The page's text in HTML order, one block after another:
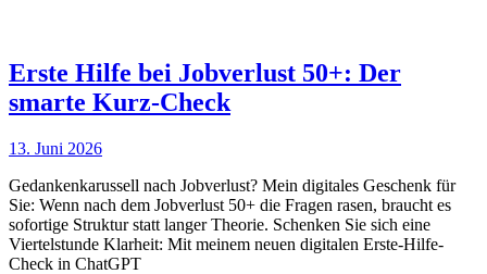
Erste Hilfe bei Jobverlust 50+: Der
smarte Kurz-Check
13. Juni 2026
Gedankenkarussell nach Jobverlust? Mein digitales Geschenk für
Sie: Wenn nach dem Jobverlust 50+ die Fragen rasen, braucht es
sofortige Struktur statt langer Theorie. Schenken Sie sich eine
Viertelstunde Klarheit: Mit meinem neuen digitalen Erste-Hilfe-
Check in ChatGPT